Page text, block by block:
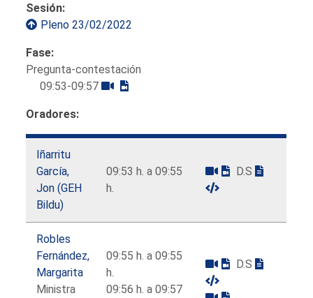
Sesión:
Pleno 23/02/2022
Fase:
Pregunta-contestación
09:53-09:57
Oradores:
Iñarritu
García,
Jon (GEH
Bildu)
09:53 h. a 09:55
h.
D.S
Robles
Fernández,
Margarita
Ministra
09:55 h. a 09:55
h.
09:56 h. a 09:57
D.S